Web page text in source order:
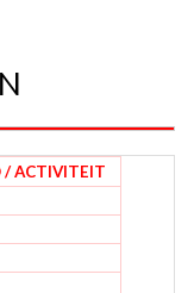
/ ACTIVITEIT